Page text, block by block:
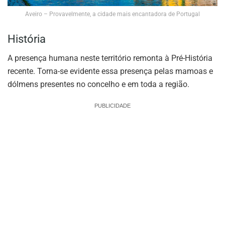
Aveiro – Provavelmente, a cidade mais encantadora de Portugal
História
A presença humana neste território remonta à Pré-História
recente. Torna-se evidente essa presença pelas mamoas e
dólmens presentes no concelho e em toda a região.
PUBLICIDADE